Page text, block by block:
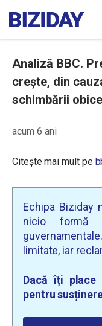
Analiză BBC.
crește, din
schimbării
acum 6 ani
Citește mai mult pe
Echipa Biziday
nicio formă
limitate, iar
Dacă îți
pentru